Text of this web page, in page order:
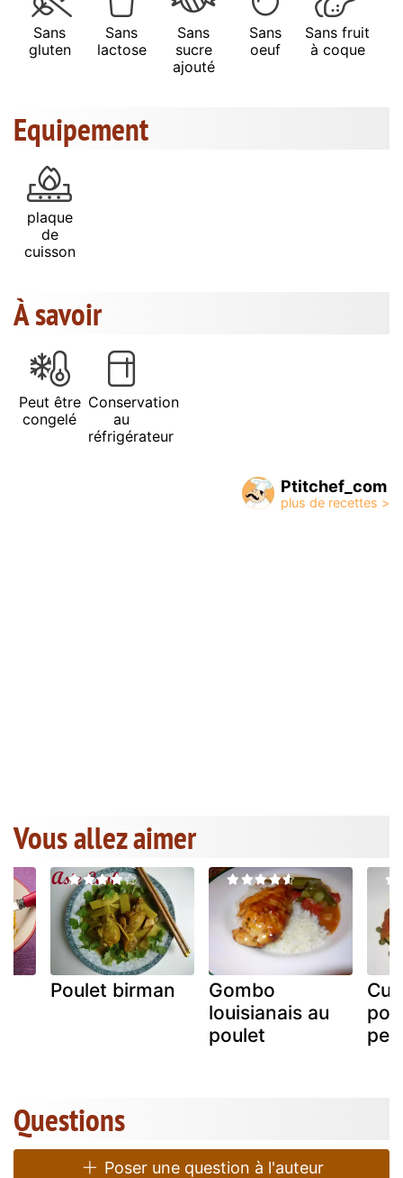
Sans
gluten
Sans
lactose
Sans
sucre
ajouté
Sans
oeuf
Sans fruit
à coque
Equipement
plaque
de
cuisson
À savoir
Peut être
congelé
Conservation
au
réfrigérateur
Ptitchef_com
Vous allez aimer
Poulet birman
Gombo
louisianais au
poulet
Questions
Poser une question à l'auteur